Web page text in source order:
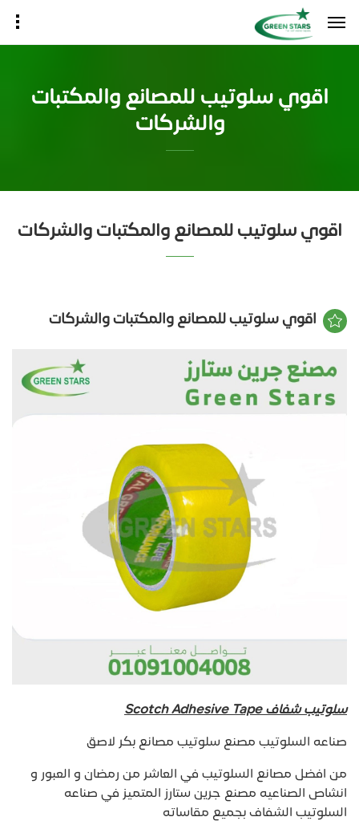
اقوي سلوتيب للمصانع والمكتبات
والشركات
اقوي سلوتيب للمصانع والمكتبات والشركات
اقوي سلوتيب للمصانع والمكتبات والشركات
سلوتيب شفاف Scotch Adhesive Tape
صناعه السلوتيب مصنع سلوتيب مصانع بكر لاصق
من افضل مصانع السلوتيب في العاشر من رمضان و العبور و
انشاص الصناعيه مصنع جرين ستارز المتميز في صناعه
السلوتيب الشفاف بجميع مقاساته